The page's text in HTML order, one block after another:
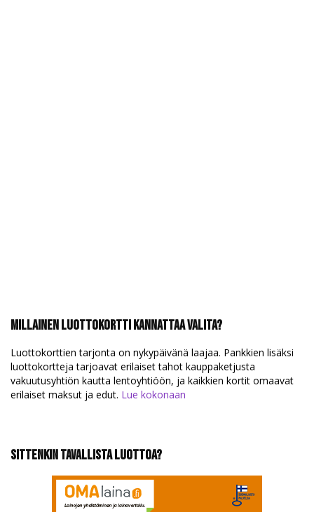
Millainen luottokortti kannattaa valita?
Luottokorttien tarjonta on nykypäivänä laajaa. Pankkien lisäksi
luottokortteja tarjoavat erilaiset tahot kauppaketjusta
vakuutusyhtiön kautta lentoyhtiöön, ja kaikkien kortit omaavat
erilaiset maksut ja edut. Lue kokonaan
Sittenkin tavallista luottoa?